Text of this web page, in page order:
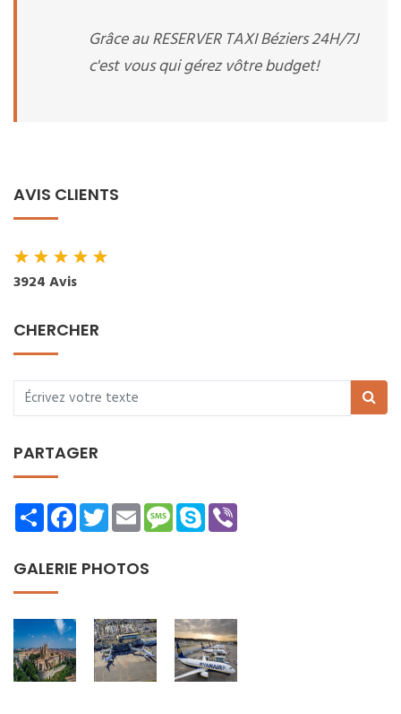
Grâce au RESERVER TAXI Béziers 24H/7J
c'est vous qui gérez vôtre budget!
AVIS CLIENTS
★★★★★
3924 Avis
CHERCHER
PARTAGER
ShareFacebookTwitterEmailMessage
Skype
GALERIE PHOTOS